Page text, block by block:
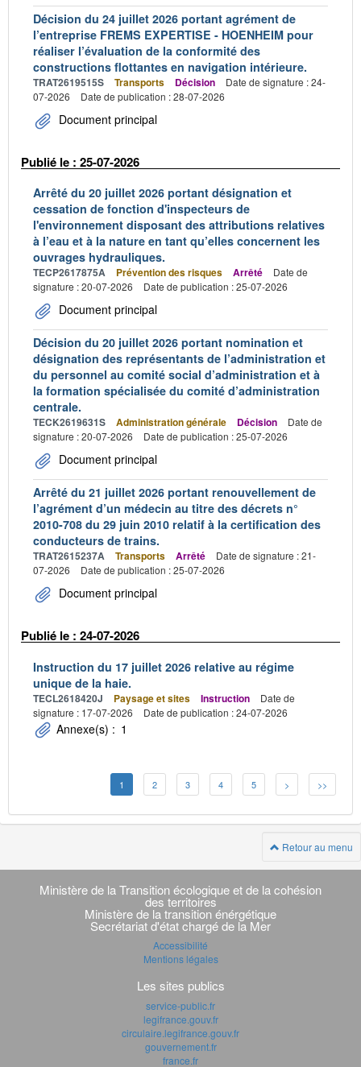
Décision du 24 juillet 2026 portant agrément de
l’entreprise FREMS EXPERTISE - HOENHEIM pour
réaliser l’évaluation de la conformité des
constructions flottantes en navigation intérieure.
TRAT2619515S Transports Décision
Date de signature : 24-
07-2026
Date de publication : 28-07-2026
Document principal
Publié le : 25-07-2026
Arrêté du 20 juillet 2026 portant désignation et
cessation de fonction d'inspecteurs de
l'environnement disposant des attributions relatives
à l’eau et à la nature en tant qu’elles concernent les
ouvrages hydrauliques.
TECP2617875A Prévention des risques Arrêté
Date de
signature : 20-07-2026
Date de publication : 25-07-2026
Document principal
Décision du 20 juillet 2026 portant nomination et
désignation des représentants de l’administration et
du personnel au comité social d’administration et à
la formation spécialisée du comité d’administration
centrale.
TECK2619631S Administration générale Décision
Date de
signature : 20-07-2026
Date de publication : 25-07-2026
Document principal
Arrêté du 21 juillet 2026 portant renouvellement de
l’agrément d’un médecin au titre des décrets n°
2010-708 du 29 juin 2010 relatif à la certification des
conducteurs de trains.
TRAT2615237A Transports Arrêté
Date de signature : 21-
07-2026
Date de publication : 25-07-2026
Document principal
Publié le : 24-07-2026
Instruction du 17 juillet 2026 relative au régime
unique de la haie.
TECL2618420J Paysage et sites Instruction
Date de
signature : 17-07-2026
Date de publication : 24-07-2026
Annexe(s) : 1
1 2 3 4 5 > >>
Retour au menu
Navigation
transverse
Ministère de la Transition écologique et de la cohésion
des territoires
Ministère de la transition énérgétique
Secrétariat d'état chargé de la Mer
Accessibilité
Mentions légales
Les sites publics
service-public.fr
legifrance.gouv.fr
circulaire.legifrance.gouv.fr
gouvernement.fr
france.fr